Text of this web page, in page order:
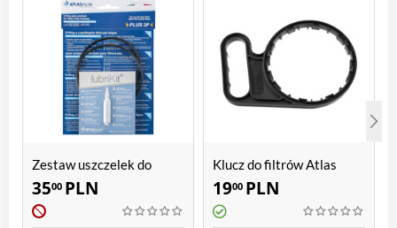
Zestaw uszczelek do
filtrów Atlas Filtri SX, BX
3500 PLN
Klucz do filtrów Atlas
Filtri SX, BX
1900 PLN